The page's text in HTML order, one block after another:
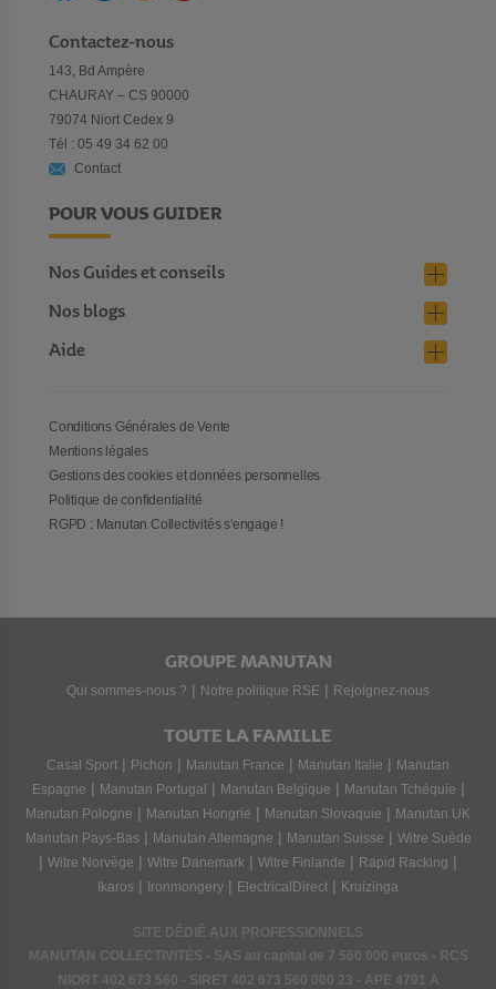
Contactez-nous
143, Bd Ampère
CHAURAY – CS 90000
79074 Niort Cedex 9
Tél : 05 49 34 62 00
Contact
POUR VOUS GUIDER
Nos Guides et conseils
Nos blogs
Aide
Conditions Générales de Vente
Mentions légales
Gestions des cookies et données personnelles
Politique de confidentialité
RGPD : Manutan Collectivités s'engage !
GROUPE MANUTAN
Qui sommes-nous ? | Notre politique RSE | Rejoignez-nous
TOUTE LA FAMILLE
Casal Sport | Pichon | Manutan France | Manutan Italie | Manutan
Espagne | Manutan Portugal | Manutan Belgique | Manutan Tchéquie |
Manutan Pologne | Manutan Hongrie | Manutan Slovaquie | Manutan UK
Manutan Pays-Bas | Manutan Allemagne | Manutan Suisse | Witre Suède
| Witre Norvège | Witre Danemark | Witre Finlande | Rapid Racking |
Ikaros | Ironmongery | ElectricalDirect | Kruizinga
SITE DÉDIÉ AUX PROFESSIONNELS
MANUTAN COLLECTIVITÉS - SAS au capital de 7 560 000 euros - RCS
NIORT 402 673 560 - SIRET 402 673 560 000 23 - APE 4791 A